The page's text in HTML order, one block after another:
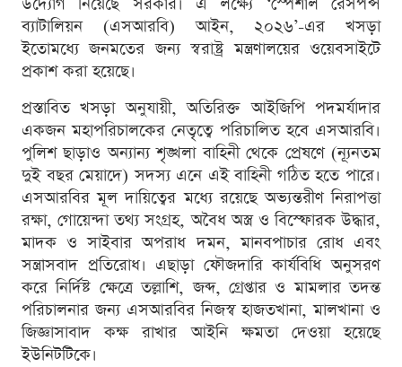
ব্যাটালিয়ন (এসআরবি) আইন, ২০২৬’-এর খসড়া
ইতোমধ্যে জনমতের জন্য স্বরাষ্ট্র মন্ত্রণালয়ের ওয়েবসাইটে
প্রকাশ করা হয়েছে।
প্রস্তাবিত খসড়া অনুযায়ী, অতিরিক্ত আইজিপি পদমর্যাদার
একজন মহাপরিচালকের নেতৃত্বে পরিচালিত হবে এসআরবি।
পুলিশ ছাড়াও অন্যান্য শৃঙ্খলা বাহিনী থেকে প্রেষণে (ন্যূনতম
দুই বছর মেয়াদে) সদস্য এনে এই বাহিনী গঠিত হতে পারে।
এসআরবির মূল দায়িত্বের মধ্যে রয়েছে অভ্যন্তরীণ নিরাপত্তা
রক্ষা, গোয়েন্দা তথ্য সংগ্রহ, অবৈধ অস্ত্র ও বিস্ফোরক উদ্ধার,
মাদক ও সাইবার অপরাধ দমন, মানবপাচার রোধ এবং
সন্ত্রাসবাদ প্রতিরোধ। এছাড়া ফৌজদারি কার্যবিধি অনুসরণ
করে নির্দিষ্ট ক্ষেত্রে তল্লাশি, জব্দ, গ্রেপ্তার ও মামলার তদন্ত
পরিচালনার জন্য এসআরবির নিজস্ব হাজতখানা, মালখানা ও
জিজ্ঞাসাবাদ কক্ষ রাখার আইনি ক্ষমতা দেওয়া হয়েছে
ইউনিটটিকে।